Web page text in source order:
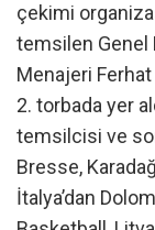
çekimi
temsilen Genel
Menajeri
2. torbada yer
temsilcisi ve
Bresse,
İtalya’dan